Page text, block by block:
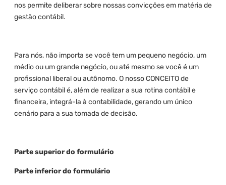
nos permite deliberar sobre nossas convicções em matéria de
gestão contábil.
Para nós, não importa se você tem um pequeno negócio, um
médio ou um grande negócio, ou até mesmo se você é um
profissional liberal ou autônomo. O nosso CONCEITO de
serviço contábil é, além de realizar a sua rotina contábil e
financeira, integrá-la à contabilidade, gerando um único
cenário para a sua tomada de decisão.
Parte superior do formulário
Parte inferior do formulário